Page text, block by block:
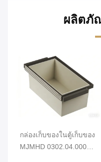
ผลิตภั
กล่องเก็บของในตู้เก็บของ
MJMHD 0302.04.00048,